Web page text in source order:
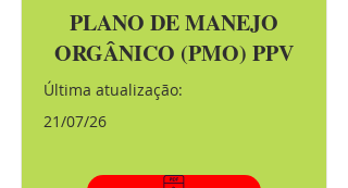
PLANO DE MANEJO
ORGÂNICO (PMO) PPV
Última atualização:
21/07/26